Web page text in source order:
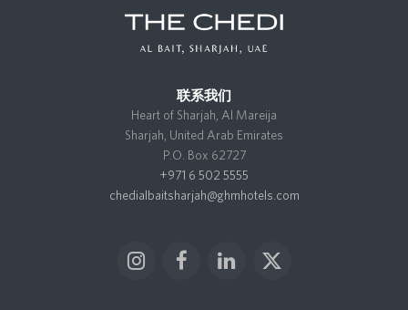
联系我们
Heart of Sharjah, Al Mareija
Sharjah, United Arab Emirates
P.O. Box 62727
+971 6 502 5555
chedialbaitsharjah@ghmhotels.com
I
F
L
X